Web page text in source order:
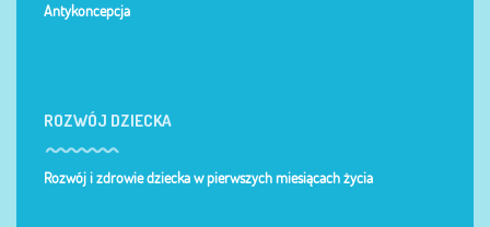
Antykoncepcja
ROZWÓJ DZIECKA
Rozwój i zdrowie dziecka w pierwszych miesiącach życia